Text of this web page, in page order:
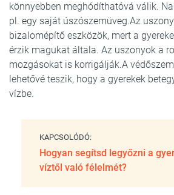
könnyebben meghódíthatóvá válik.
pl. egy saját úszószemüveg.Az
bizalomépítő eszközök, mert a
érzik magukat általa. Az uszonyok a
mozgásokat is korrigálják.A
lehetővé teszik, hogy a gyerekek
vízbe.
KAPCSOLÓDÓ:
Hogyan segítsd legyőzni a
víztől való félelmét?